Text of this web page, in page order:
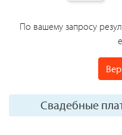
По вашему запросу
Свадебные